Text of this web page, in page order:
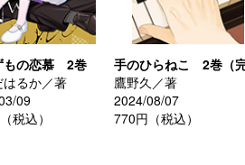
もの恋慕 2巻
るか／著
09
税込）
手のひらねこ 2巻（完
鷹野久／著
2024/08/07
770円（税込）